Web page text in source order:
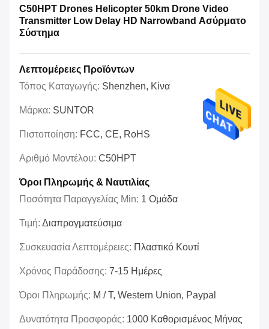
C50HPT Drones Helicopter 50km Drone Video
Transmitter Low Delay HD Narrowband Ασύρματο
Σύστημα
Λεπτομέρειες Προϊόντων
Τόπος Καταγωγής: Shenzhen, Κίνα
Μάρκα: SUNTOR
Πιστοποίηση: FCC, CE, RoHS
Αριθμό Μοντέλου: C50HPT
Όροι Πληρωμής & Ναυτιλίας
Ποσότητα Παραγγελίας Min: 1 Ομάδα
Τιμή: Διαπραγματεύσιμα
Συσκευασία Λεπτομέρειες: Πλαστικό Κουτί
Χρόνος Παράδοσης: 7-15 Ημέρες
Όροι Πληρωμής: Μ / Τ, Western Union, Paypal
Δυνατότητα Προσφοράς: 1000 Καθορισμένος Μήνας